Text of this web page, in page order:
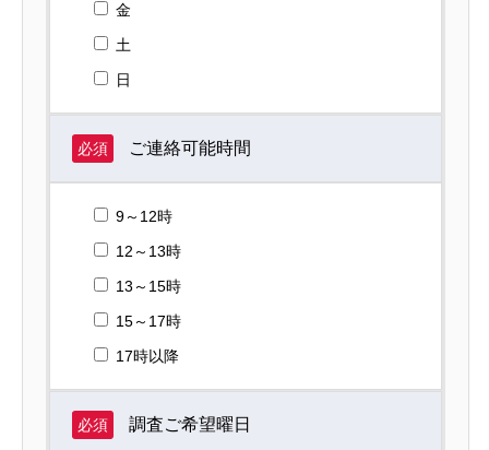
金
土
日
必須 ご連絡可能時間
9～12時
12～13時
13～15時
15～17時
17時以降
必須 調査ご希望曜日